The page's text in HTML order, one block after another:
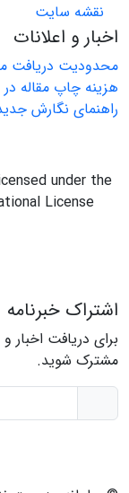
نقشه سایت
اخبار و اعلانات
محدودیت دریافت
هزینه چاپ مقاله
راهنمای نگارش
under the
License
اشتراک خبرنامه
برای دریافت اخبار
مشترک شوید.